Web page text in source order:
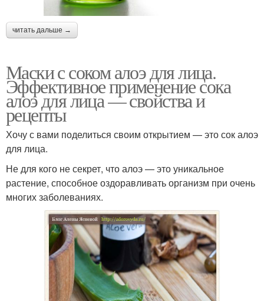
читать дальше →
Маски с соком алоэ для лица.
Эффективное применение сока
алоэ для лица — свойства и
рецепты
Хочу с вами поделиться своим открытием — это сок алоэ
для лица.
Не для кого не секрет, что алоэ — это уникальное
растение, способное оздоравливать организм при очень
многих заболеваниях.